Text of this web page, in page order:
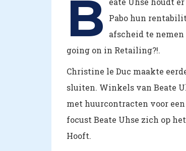
B
Pabo hun
afscheid te
going on in Retailing?!.
Christine le Duc maakte
sluiten. Winkels van Beate
met huurcontracten voor
focust Beate Uhse zich op
Hooft.